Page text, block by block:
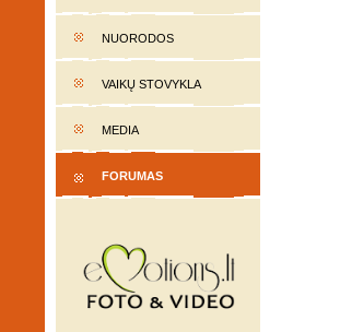
NUORODOS
VAIKŲ STOVYKLA
MEDIA
FORUMAS